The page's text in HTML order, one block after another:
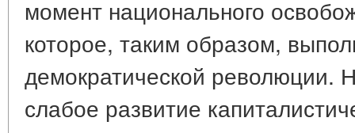
момент национального
которое, таким образом,
демократической революции.
слабое развитие